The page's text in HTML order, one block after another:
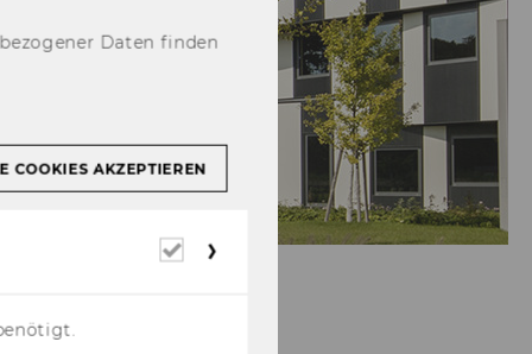
Daten finden
COOKIES AKZEPTIEREN
Erforderliche